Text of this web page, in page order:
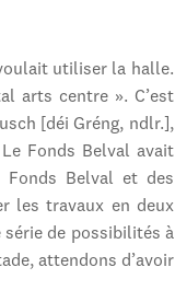
utiliser la halle.
arts centre ». C’est
[déi Gréng, ndlr.],
Fonds Belval avait
Belval et des
les travaux en deux
série de possibilités à
attendons d’avoir